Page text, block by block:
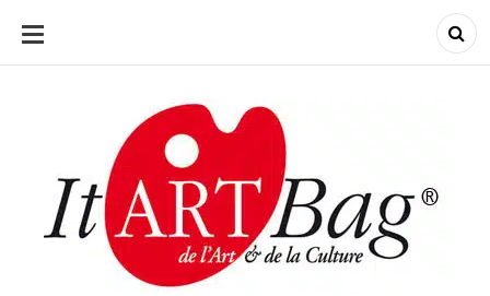
ALLER
CONTENU
ItArtBag